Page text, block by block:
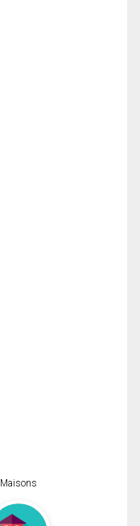
Maisons